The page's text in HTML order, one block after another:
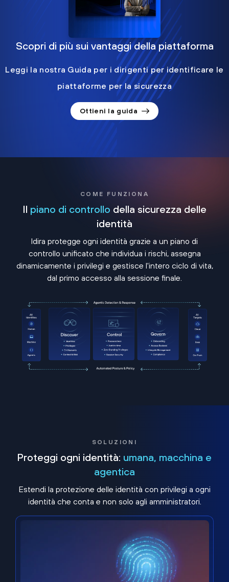
Scopri di più sui vantaggi della piattaforma
Leggi la nostra Guida per i dirigenti per identificare le
piattaforme per la sicurezza
Ottieni la guida
COME FUNZIONA
Il piano di controllo della sicurezza delle
identità
Idira protegge ogni identità grazie a un piano di
controllo unificato che individua i rischi, assegna
dinamicamente i privilegi e gestisce l'intero ciclo di vita,
dal primo accesso alla sessione finale.
SOLUZIONI
Proteggi ogni identità: umana, macchina e
agentica
Estendi la protezione delle identità con privilegi a ogni
identità che conta e non solo agli amministratori.